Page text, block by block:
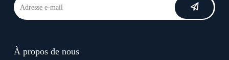
À propos de nous